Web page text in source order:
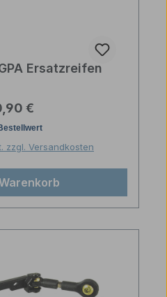
Ersatzreifen
Preis:
€
zzgl. Versandkosten